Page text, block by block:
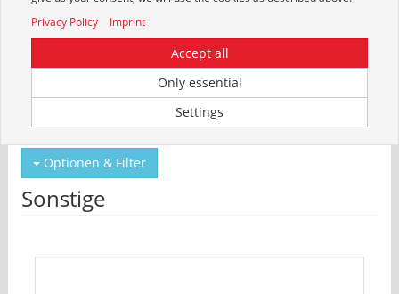
Um weitere Artikelinformationen zu erhalten, melden Sie sich bitte am
System an.Zur Anmeldung
Optionen & Filter
Sonstige
Privacy Policy
Imprint
Accept all
Only essential
Settings